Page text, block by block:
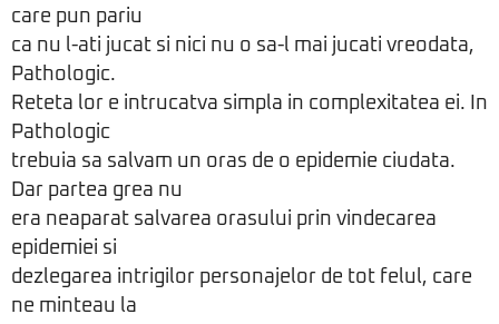
care pun pariu
ca nu l-ati jucat si nici nu o sa-l mai jucati vreodata,
Pathologic.
Reteta lor e intrucatva simpla in complexitatea ei. In
Pathologic
trebuia sa salvam un oras de o epidemie ciudata.
Dar partea grea nu
era neaparat salvarea orasului prin vindecarea
epidemiei si
dezlegarea intrigilor personajelor de tot felul, care
ne minteau la